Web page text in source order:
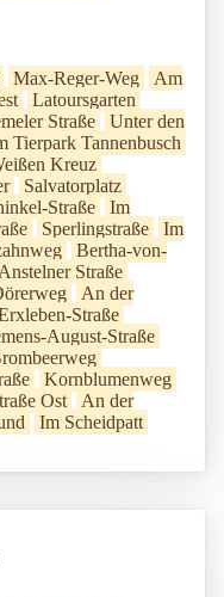
Max-Reger-Weg
Am
Latoursgarten
Straße
Unter den
Tierpark Tannenbusch
Kreuz
Salvatorplatz
Straße
Im
Sperlingstraße
Im
Bertha-von-
Anstelner Straße
An der
Straße
August-Straße
Kornblumenweg
Ost
An der
Im Scheidpatt